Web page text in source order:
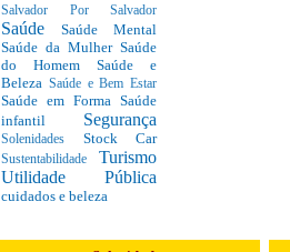
Salvador Por Salvador
Saúde Saúde Mental
Saúde da Mulher Saúde
do Homem Saúde e
Beleza Saúde e Bem Estar
Saúde em Forma Saúde
infantil Segurança
Solenidades Stock Car
Sustentabilidade Turismo
Utilidade Pública
cuidados e beleza